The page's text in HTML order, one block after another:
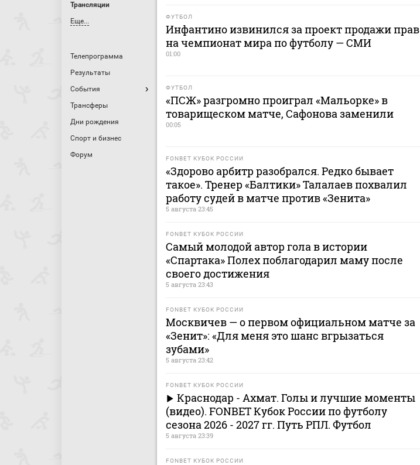
Трансляции
Еще...
Телепрограмма
Результаты
События
Трансферы
Дни рождения
Спорт и бизнес
Форум
ФУТБОЛ
Инфантино извинился за проект продажи прав
на чемпионат мира по футболу — СМИ
01:00
ФУТБОЛ
«ПСЖ» разгромно проиграл «Мальорке» в
товарищеском матче, Сафонова заменили
00:05
FONBET КУБОК РОССИИ
«Здорово арбитр разобрался. Редко бывает
такое». Тренер «Балтики» Талалаев похвалил
работу судей в матче против «Зенита»
5 августа 23:45
FONBET КУБОК РОССИИ
Самый молодой автор гола в истории
«Спартака» Полех поблагодарил маму после
своего достижения
5 августа 23:43
FONBET КУБОК РОССИИ
Москвичев — о первом официальном матче за
«Зенит»: «Для меня это шанс вгрызаться
зубами»
5 августа 23:42
FONBET КУБОК РОССИИ
Краснодар - Ахмат. Голы и лучшие моменты
(видео). FONBET Кубок России по футболу
сезона 2026 - 2027 гг. Путь РПЛ. Футбол
5 августа 23:39
FONBET КУБОК РОССИИ